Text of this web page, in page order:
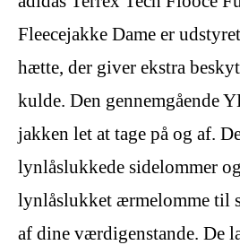
Fleecejakke Dame er
hætte, der giver ekstra
kulde. Den gennemgående
jakken let at tage på og af.
lynlåslukkede sidelommer
lynlåslukket ærmelomme til
af dine værdigenstande. De